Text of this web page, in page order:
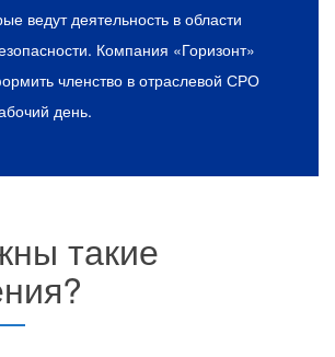
ведут деятельность в области
Компания «Горизонт»
членство в отраслевой СРО
день.
такие